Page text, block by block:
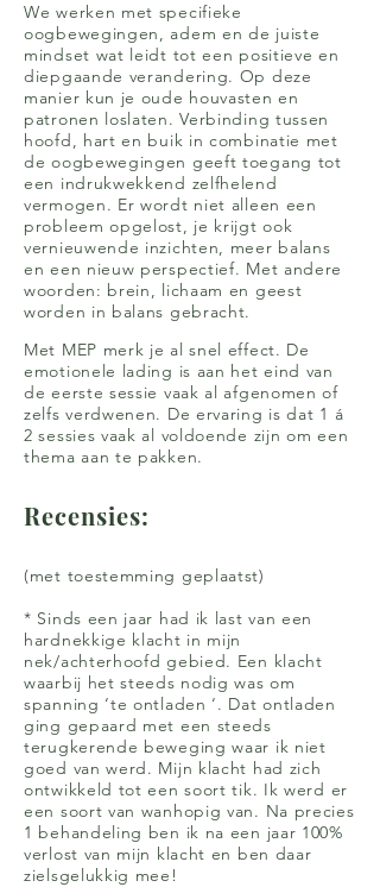
We werken met specifieke
oogbewegingen, adem en de juiste
mindset wat leidt tot een positieve en
diepgaande verandering. Op deze
manier kun je oude houvasten en
patronen loslaten. Verbinding tussen
hoofd, hart en buik in combinatie met
de oogbewegingen geeft toegang tot
een indrukwekkend zelfhelend
vermogen. Er wordt niet alleen een
probleem opgelost, je krijgt ook
vernieuwende inzichten, meer balans
en een nieuw perspectief. Met andere
woorden: brein, lichaam en geest
worden in balans gebracht.
Met MEP merk je al snel effect. De
emotionele lading is aan het eind van
de eerste sessie vaak al afgenomen of
zelfs verdwenen. De ervaring is dat 1 á
2 sessies vaak al voldoende zijn om een
thema aan te pakken.
Recensies:
(met toestemming geplaatst)
* Sinds een jaar had ik last van een
hardnekkige klacht in mijn
nek/achterhoofd gebied. Een klacht
waarbij het steeds nodig was om
spanning ‘te ontladen ‘. Dat ontladen
ging gepaard met een steeds
terugkerende beweging waar ik niet
goed van werd. Mijn klacht had zich
ontwikkeld tot een soort tik. Ik werd er
een soort van wanhopig van. Na precies
1 behandeling ben ik na een jaar 100%
verlost van mijn klacht en ben daar
zielsgelukkig mee!